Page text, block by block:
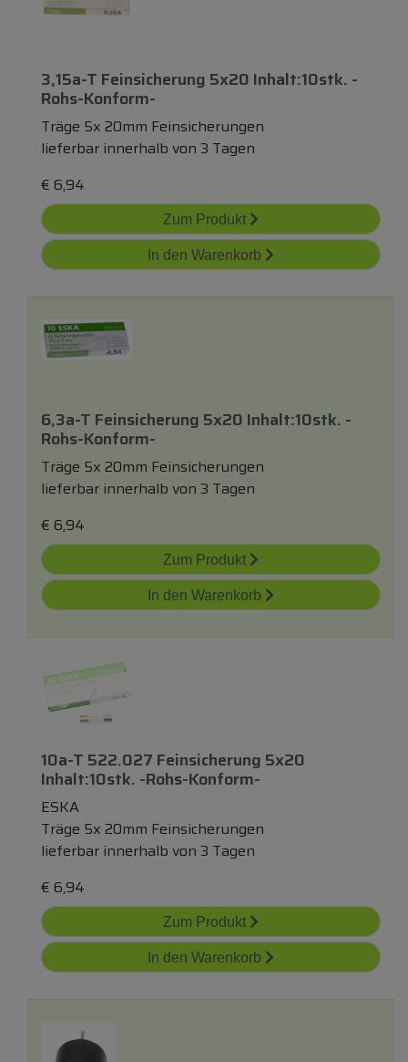
3,15a-T Feinsicherung 5x20 Inhalt:10stk. -
Rohs-Konform-
Träge 5x 20mm Feinsicherungen
lieferbar innerhalb von 3 Tagen
€ 6,94
Zum Produkt
In den Warenkorb
6,3a-T Feinsicherung 5x20 Inhalt:10stk. -
Rohs-Konform-
Träge 5x 20mm Feinsicherungen
lieferbar innerhalb von 3 Tagen
€ 6,94
Zum Produkt
In den Warenkorb
10a-T 522.027 Feinsicherung 5x20
Inhalt:10stk. -rohs-Konform-
ESKA
Träge 5x 20mm Feinsicherungen
lieferbar innerhalb von 3 Tagen
€ 6,94
Zum Produkt
In den Warenkorb